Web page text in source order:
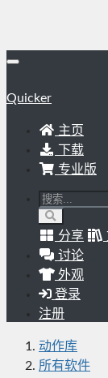
Quicker
主页
下载
专业版
分享
讨论
外观
登录
注册
动作库
所有软件